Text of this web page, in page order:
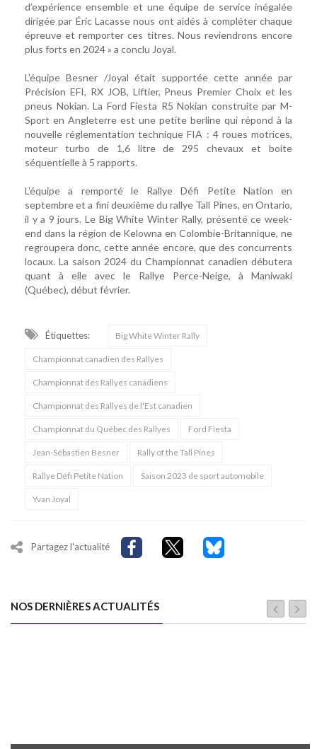
d’expérience ensemble et une équipe de service inégalée
dirigée par Éric Lacasse nous ont aidés à compléter chaque
épreuve et remporter ces titres. Nous reviendrons encore
plus forts en 2024 » a conclu Joyal.
L’équipe Besner /Joyal était supportée cette année par
Précision EFI, RX JOB, Liftier, Pneus Premier Choix et les
pneus Nokian. La Ford Fiesta R5 Nokian construite par M-
Sport en Angleterre est une petite berline qui répond à la
nouvelle réglementation technique FIA : 4 roues motrices,
moteur turbo de 1,6 litre de 295 chevaux et boite
séquentielle à 5 rapports.
L’équipe a remporté le Rallye Défi Petite Nation en
septembre et a fini deuxième du rallye Tall Pines, en Ontario,
il y a 9 jours. Le Big White Winter Rally, présenté ce week-
end dans la région de Kelowna en Colombie-Britannique, ne
regroupera donc, cette année encore, que des concurrents
locaux. La saison 2024 du Championnat canadien débutera
quant à elle avec le Rallye Perce-Neige, à Maniwaki
(Québec), début février.
Étiquettes: Big White Winter Rally
Championnat canadien des Rallyes
Championnat des Rallyes canadiens
Championnat des Rallyes de l'Est canadien
Championnat du Québec des Rallyes Ford Fiesta
Jean-Sébastien Besner Rally of the Tall Pines
Rallye Défi Petite Nation Saison 2023 de sport automobile
Yvan Joyal
Partagez l'actualité
NOS DERNIÈRES ACTUALITÉS